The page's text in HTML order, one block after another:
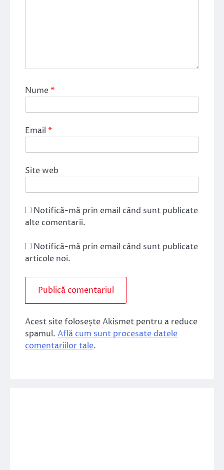
Nume*
Email *
Site web
Notifică-mă prin email când sunt publicate
alte comentarii.
Notifică-mă prin email când sunt publicate
articole noi.
Acest site folosește Akismet pentru a reduce
spamul. Află cum sunt procesate datele
comentariilor tale.